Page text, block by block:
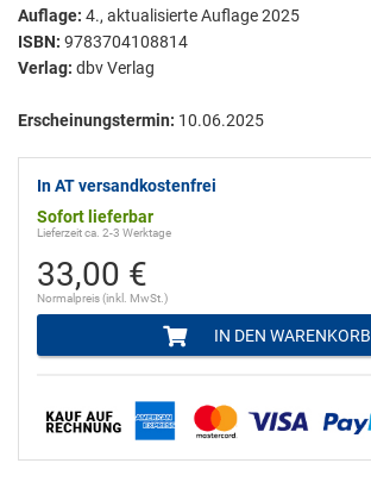
Auflage: 4., aktualisierte Auflage 2025
ISBN: 9783704108814
Verlag: dbv Verlag
Erscheinungstermin: 10.06.2025
In AT versandkostenfrei
Sofort lieferbar
Lieferzeit ca. 2-3 Werktage
33,00 €
Normalpreis (inkl. MwSt.)
IN DEN WARENKORB